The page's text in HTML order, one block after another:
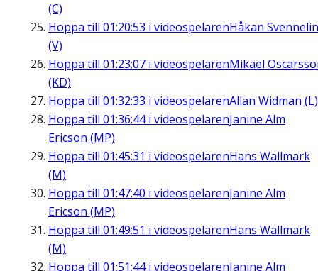
(C)
Hoppa till 01:20:53 i videospelarenHåkan
(V)
Hoppa till 01:23:07 i videospelarenMikael
(KD)
Hoppa till 01:32:33 i videospelarenAllan Widman (L)
Hoppa till 01:36:44i videospelarenJanine Alm
Ericson (MP)
Hoppa till 01:45:31 i videospelarenHans Wallmark
(M)
Hoppa till 01:47:40 i videospelarenJanine Alm
Ericson (MP)
Hoppa till 01:49:51 i videospelarenHans Wallmark
(M)
Hoppa till 01:51:44i videospelarenJanine Alm